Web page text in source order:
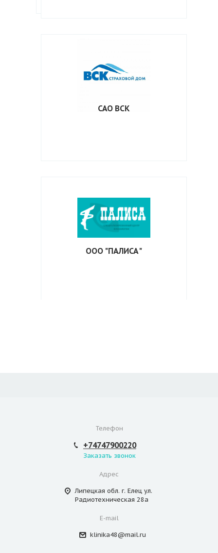
САО ВСК
ООО "ПАЛИСА"
САО ВСК
ООО "ПАЛИСА"
Липецкая обл. г. Елец ул.
Радиотехническая 28а
Адрес
klinika48@mail.ru
E-mail
+74747900220
Заказать звонок
Телефон